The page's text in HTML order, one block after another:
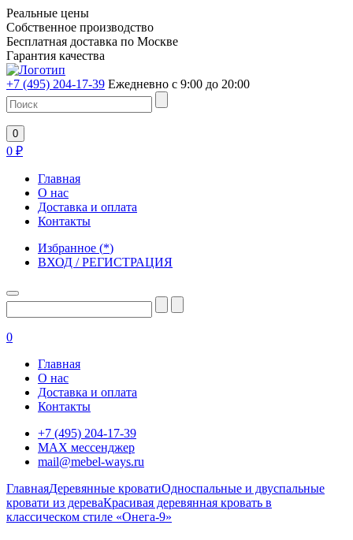
Реальные цены
Собственное производство
Бесплатная доставка по Москве
Гарантия качества
+7 (495) 204-17-39 Ежедневно с 9:00 до 20:00
0
0 ₽
Главная
О нас
Доставка и оплата
Контакты
Избранное (*)
ВХОД / РЕГИСТРАЦИЯ
0
Главная
О нас
Доставка и оплата
Контакты
+7 (495) 204-17-39
MAX мессенджер
mail@mebel-ways.ru
ГлавнаяДеревянные кроватиОдноспальные и двуспальные
кровати из дереваКрасивая деревянная кровать в
классическом стиле «Онега-9»